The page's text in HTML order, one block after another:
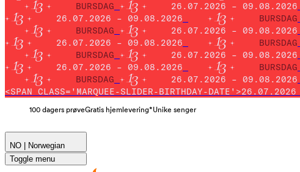
BURSDAG
26.07.2026 – 09.08.2026
26.07.2026 – 09.08.2026
BURSDAG
BURSDAG
26.07.2026 – 09.08.2026
26.07.2026 – 09.08.2026
BURSDAG
BURSDAG
26.07.2026 – 09.08.2026
26.07.2026 – 09.08.2026
BURSDAG
BURSDAG
26.07.2026 – 09.08.2026
<SPAN CLASS='MARQUEE-SLIDER-BIRTHDAY-
100 dagers prøveGratis hjemlevering*Unike senger
NO | Norwegian
Toggle menu